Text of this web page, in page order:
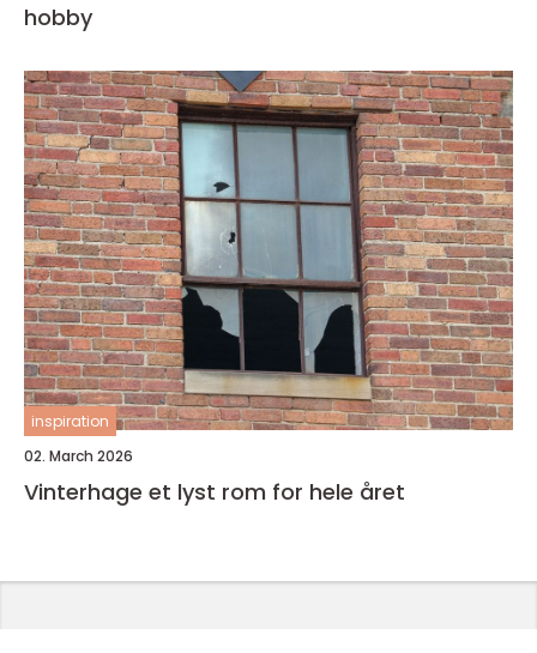
hobby
inspiration
02. March 2026
Vinterhage et lyst rom for hele året